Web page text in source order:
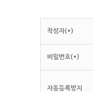
작성자(*)
비밀번호(*)
자동등록방지